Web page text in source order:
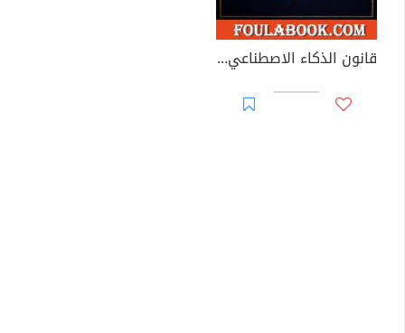
قانون الذكاء الاصطناعي الأوروبي 2025